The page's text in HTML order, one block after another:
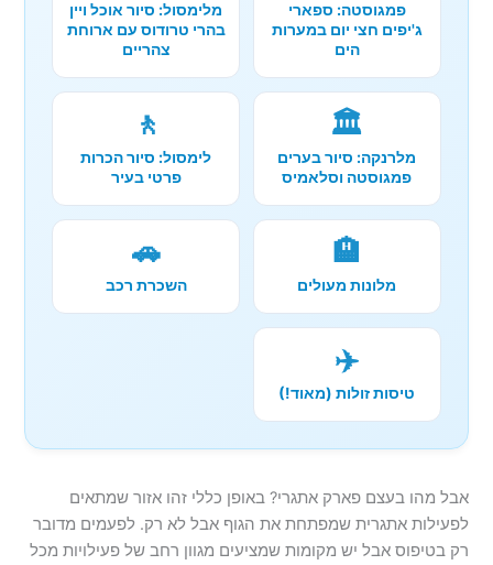
פמגוסטה: ספארי
ג'יפים חצי יום במערות
הים
מלימסול: סיור אוכל ויין
בהרי טרודוס עם ארוחת
צהריים
🏛️
מלרנקה: סיור בערים
פמגוסטה וסלאמיס
🚶
לימסול: סיור הכרות
פרטי בעיר
🏨
מלונות מעולים
🚗
השכרת רכב
✈️
טיסות זולות (מאוד!)
אבל מהו בעצם פארק אתגרי? באופן כללי זהו אזור שמתאים
לפעילות אתגרית שמפתחת את הגוף אבל לא רק. לפעמים מדובר
רק בטיפוס אבל יש מקומות שמציעים מגוון רחב של פעילויות מכל